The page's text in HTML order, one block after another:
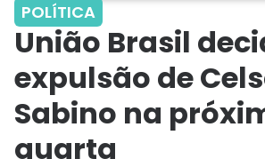
POLÍTICA
União Brasil
expulsão de
Sabino na
quarta